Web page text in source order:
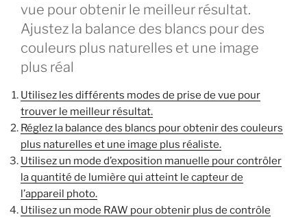
vue pour obtenir le meilleur résultat.
Ajustez la balance des blancs pour des
couleurs plus naturelles et une image
plus réal
Utilisez les différents modes de prise de vue pour
trouver le meilleur résultat.
Réglez la balance des blancs pour obtenir des couleurs
plus naturelles et une image plus réaliste.
Utilisez un mode d’exposition manuelle pour contrôler
la quantité de lumière qui atteint le capteur de
l’appareil photo.
Utilisez un mode RAW pour obtenir plus de contrôle